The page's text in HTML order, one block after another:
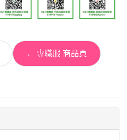
← 專職服 商品頁